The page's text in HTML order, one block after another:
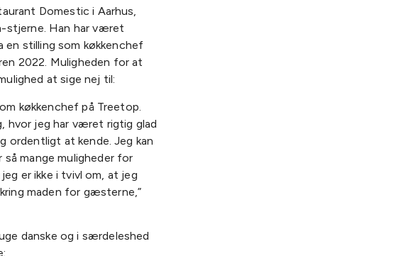
Domestic i Aarhus,
stjerne. Han har været
en stilling som køkkenchef
2022. Muligheden for at
at sige nej til:
køkkenchef på Treetop.
hvor jeg har været rigtig glad
ordentligt at kende. Jeg kan
så mange muligheder for
er ikke i tvivl om, at jeg
maden for gæsterne,”
danske og i særdeleshed